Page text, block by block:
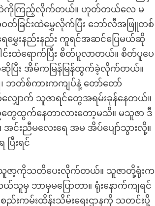
င်းထဲကိုကြည့်လိုက်တယ်။ ဟုတ်တယ်လေ မ
တ်ခြင်းထဲမွှေလိုက်ပြီး ဘော်လီအဖြူတစ်
ေးနည်းနည်း ကူရင်အဆင်ပြေမယ်ဆို
င်းထဲရောက်ပြီး စိတ်ပူလာတယ်။ စိတ်ပူပေ
ဆိုပြီး အိမ်ကမြန်မြန်ထွက်ခဲ့လိုက်တယ်။
၊ ဘတ်စ်ကားကကျပ်နဲ့ တော်တော်
ျှောက် သူဇာရင်တွေအရမ်းခုန်နေတယ်။
ေထွက်နေတာလားတော့မသိ။ မသူဇာ ဒီ
အင်းညီမလေးရေ အမ အိပ်ပျော်သွားလို့။
ြီးရင်
သူဇာ့ကိုသတိပေးလိုက်တယ်။ သူဇာတို့ရုံးက
မှ ဘာမှမပြောတာ။ ရုံးနောက်ကျရင်
ည်းကမ်းထိန်းသိမ်းရေးဌာနကို သတင်းပို့